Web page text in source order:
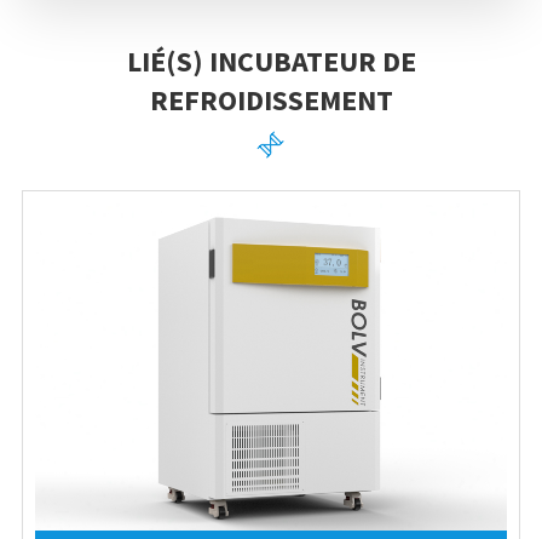
LIÉ(S) INCUBATEUR DE
REFROIDISSEMENT
